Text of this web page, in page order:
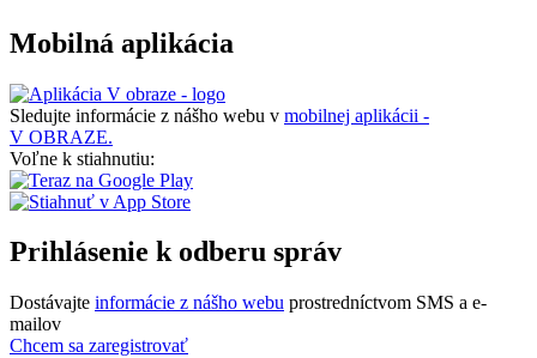
Mobilná aplikácia
Sledujte informácie z nášho webu v mobilnej aplikácii -
V OBRAZE.
Voľne k stiahnutiu:
Prihlásenie k odberu správ
Dostávajte informácie z nášho webu prostredníctvom SMS a e-
mailov
Chcem sa zaregistrovať